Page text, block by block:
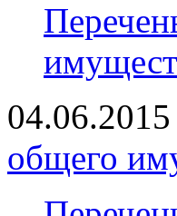
04.06.2015
общего